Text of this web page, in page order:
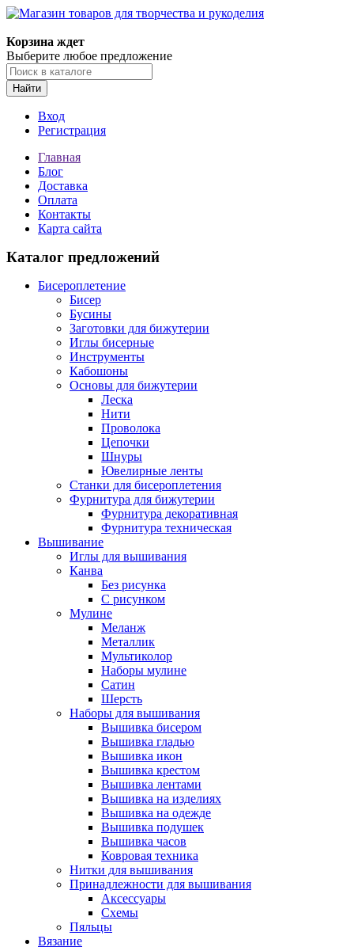
Корзина ждет
Выберите любое предложение
Найти
Вход
Регистрация
Главная
Блог
Доставка
Оплата
Контакты
Карта сайта
Каталог предложений
Бисероплетение
Бисер
Бусины
Заготовки для бижутерии
Иглы бисерные
Инструменты
Кабошоны
Основы для бижутерии
Леска
Нити
Проволока
Цепочки
Шнуры
Ювелирные ленты
Станки для бисероплетения
Фурнитура для бижутерии
Фурнитура декоративная
Фурнитура техническая
Вышивание
Иглы для вышивания
Канва
Без рисунка
С рисунком
Мулине
Меланж
Металлик
Мультиколор
Наборы мулине
Сатин
Шерсть
Наборы для вышивания
Вышивка бисером
Вышивка гладью
Вышивка икон
Вышивка крестом
Вышивка лентами
Вышивка на изделиях
Вышивка на одежде
Вышивка подушек
Вышивка часов
Ковровая техника
Нитки для вышивания
Принадлежности для вышивания
Аксессуары
Схемы
Пяльцы
Вязание